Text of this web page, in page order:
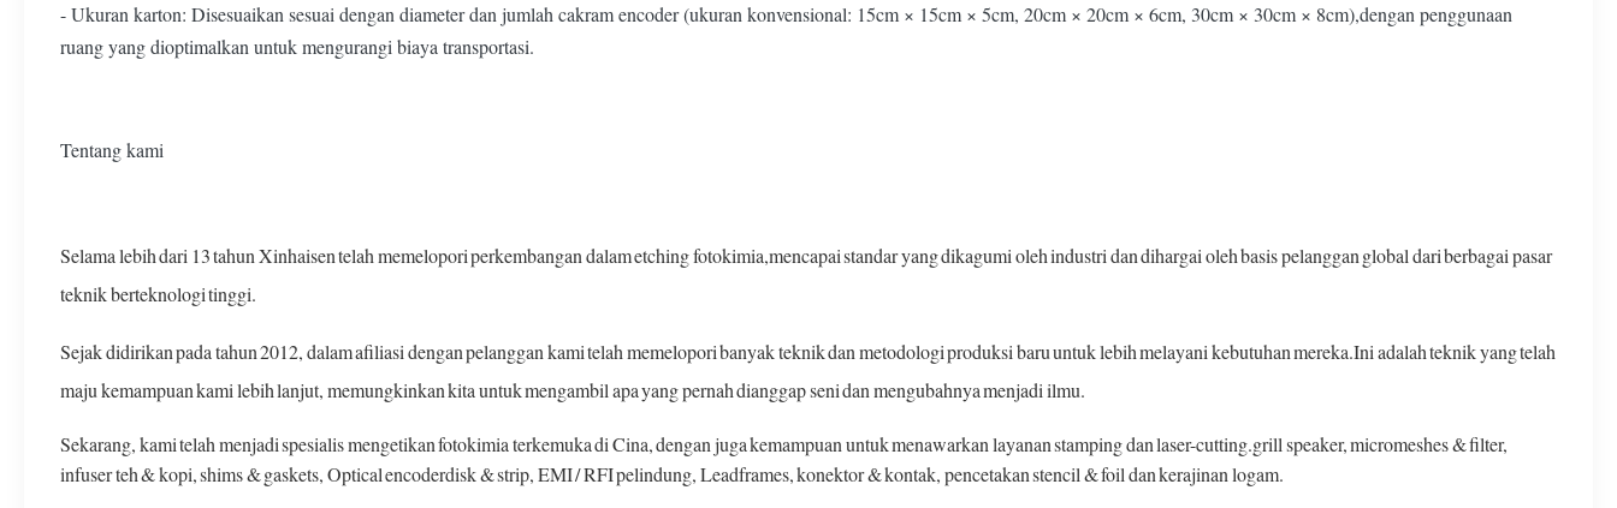
- Ukuran karton: Disesuaikan sesuai dengan diameter dan jumlah cakram encoder (ukuran konvensional: 15cm × 15cm × 5cm, 20cm × 20cm × 6cm, 30cm × 30cm × 8cm),dengan penggunaan
ruang yang dioptimalkan untuk mengurangi biaya transportasi.
Tentang kami
Selama lebih dari 13 tahun Xinhaisen telah memelopori perkembangan dalam etching fotokimia,mencapai standar yang dikagumi oleh industri dan dihargai oleh basis pelanggan global dari berbagai pasar
teknik berteknologi tinggi.
Sejak didirikan pada tahun 2012, dalam afiliasi dengan pelanggan kami telah memelopori banyak teknik dan metodologi produksi baru untuk lebih melayani kebutuhan mereka.Ini adalah teknik yang telah
maju kemampuan kami lebih lanjut, memungkinkan kita untuk mengambil apa yang pernah dianggap seni dan mengubahnya menjadi ilmu.
Sekarang, kami telah menjadi spesialis mengetikan fotokimia terkemuka di Cina, dengan juga kemampuan untuk menawarkan layanan stamping dan laser-cutting.grill speaker, micromeshes & filter,
infuser teh & kopi, shims & gaskets, Optical encoderdisk & strip, EMI / RFI pelindung, Leadframes, konektor & kontak, pencetakan stencil & foil dan kerajinan logam.